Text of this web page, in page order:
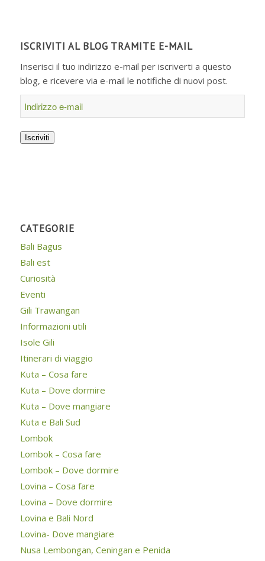
ISCRIVITI AL BLOG TRAMITE E-MAIL
Inserisci il tuo indirizzo e-mail per iscriverti a questo
blog, e ricevere via e-mail le notifiche di nuovi post.
Indirizzo
e-
mail
Iscriviti
CATEGORIE
Bali Bagus
Bali est
Curiosità
Eventi
Gili Trawangan
Informazioni utili
Isole Gili
Itinerari di viaggio
Kuta – Cosa fare
Kuta – Dove dormire
Kuta – Dove mangiare
Kuta e Bali Sud
Lombok
Lombok – Cosa fare
Lombok – Dove dormire
Lovina – Cosa fare
Lovina – Dove dormire
Lovina e Bali Nord
Lovina- Dove mangiare
Nusa Lembongan, Ceningan e Penida